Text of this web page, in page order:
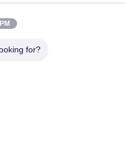
Dickenmessung
Härteprüfgerät
for?